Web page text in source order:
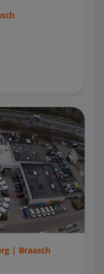
| Braasch